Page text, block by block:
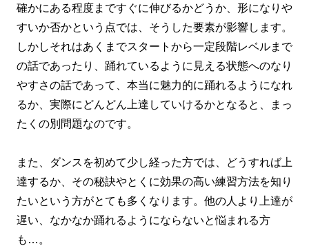
確かにある程度まですぐに伸びるかどうか、形になりや
すいか否かという点では、そうした要素が影響します。
しかしそれはあくまでスタートから一定段階レベルまで
の話であったり、踊れているように見える状態へのなり
やすさの話であって、本当に魅力的に踊れるようになれ
るか、実際にどんどん上達していけるかとなると、まっ
たくの別問題なのです。
また、ダンスを初めて少し経った方では、どうすれば上
達するか、その秘訣やとくに効果の高い練習方法を知り
たいという方がとても多くなります。他の人より上達が
遅い、なかなか踊れるようにならないと悩まれる方
も…。